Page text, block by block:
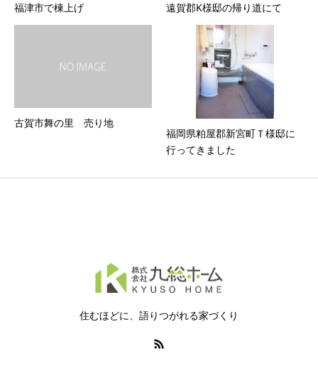
福津市で棟上げ 遠賀郡K様邸の帰り道にて
古賀市舞の里 売り地
福岡県粕屋郡新宮町Ｔ様邸に
行ってきました
住むほどに、語りつがれる家づくり